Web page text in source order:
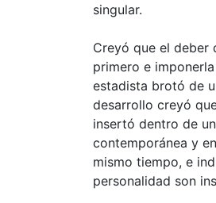
singular.
Creyó que el deber
primero e
estadista brotó de
desarrollo creyó
insertó dentro de
contemporánea y
mismo tiempo, e
personalidad son